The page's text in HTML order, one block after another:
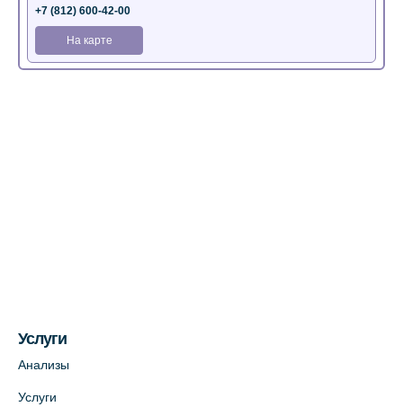
+7 (812) 600-42-00
На карте
Медицинский центр на пр. Просвещения,
12к2 (официальный партнер)
Услуги
Анализы
Услуги